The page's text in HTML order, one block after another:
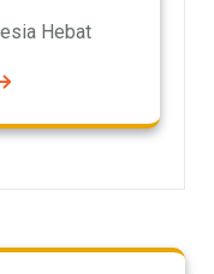
Hebat